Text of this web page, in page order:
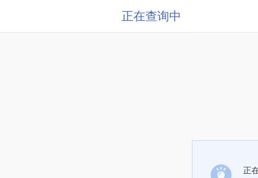
正在查询中
正